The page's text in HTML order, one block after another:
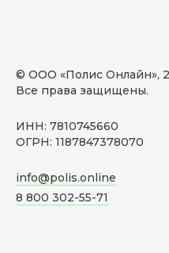
© ООО «Полис Онлайн»,
Все права защищены.
ИНН: 7810745660
ОГРН: 1187847378070
info@polis.online
8 800 302-55-71